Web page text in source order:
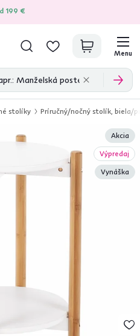
199 €produktových recenzií
Menu
stolíky Príručný/nočný stolík, biela/
Akcia
Výpredaj
Vynáška